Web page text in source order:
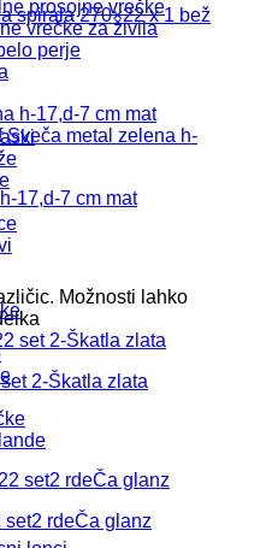
spirala 270×22 x 1 bež
17,d-7 cm mat
Možnosti lahko
2-Škatla zlata
rdeČa glanz
prosojne vrečke
vrečke za živila
perje